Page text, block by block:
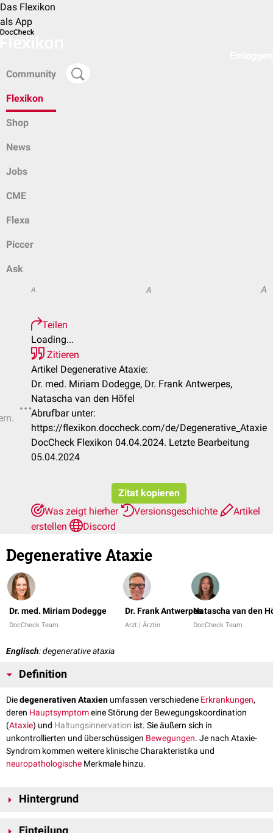
Das Flexikon
als App
Community
Flexikon
Shop
News
Jobs
CME
Flexa
Piccer
Ask
A A A
Teilen
Loading...
Zitieren
Artikel Degenerative Ataxie:
Dr. med. Miriam Dodegge, Dr. Frank Antwerpes,
Natascha van den Höfel
Abrufbar unter:
https://flexikon.doccheck.com/de/Degenerative_Ataxie
DocCheck Flexikon 04.04.2024. Letzte Bearbeitung
05.04.2024
Zitat kopieren
Was zeigt hierher
Versionsgeschichte
Artikel
erstellen
Discord
Degenerative Ataxie
Dr. med. Miriam Dodegge
DocCheck Team
Dr. Frank Antwerpes
Arzt | Ärztin
Natascha van den
DocCheck Team
Englisch: degenerative ataxia
Definition
Diedegenerativen Ataxien umfassen verschiedene Erkrankungen,
deren Hauptsymptomeine Störung der Bewegungskoordination
(Ataxie) und Haltungsinnervation ist. Sie äußern sich in
unkontrollierten und überschüssigen Bewegungen. Je nach Ataxie-
Syndrom kommen weitere klinische Charakteristika und
neuropathologische Merkmale hinzu.
Hintergrund